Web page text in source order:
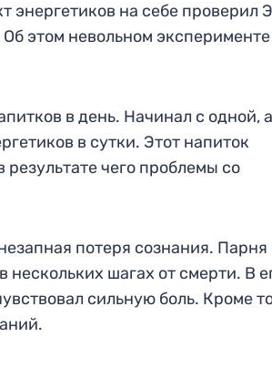
энергетиков на себе проверил
этом невольном эксперименте
в день. Начинал с одной,
в сутки. Этот напиток
чего проблемы со
потеря сознания. Парня
нескольких шагах от смерти. В
сильную боль. Кроме